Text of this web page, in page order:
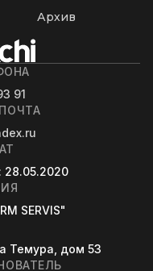
Архив
91
: 28.05.2020
SERVIS"
Темура, дом 53